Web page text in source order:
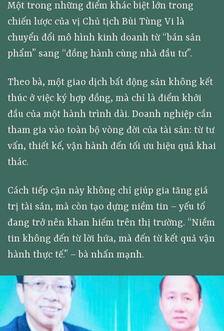
Một trong những điểm khác biệt lớn trong
chiến lược của vị Chủ tịch Bùi Tùng Vi là
chuyển đổi mô hình kinh doanh từ “bán sản
phẩm” sang “đồng hành cùng nhà đầu tư”.
Theo bà, một giao dịch bất động sản không kết
thúc ở việc ký hợp đồng, mà chỉ là điểm khởi
đầu của một hành trình dài. Doanh nghiệp cần
tham gia vào toàn bộ vòng đời của tài sản: từ tư
vấn, thiết kế, vận hành đến tối ưu hiệu quả khai
thác.
Cách tiếp cận này không chỉ giúp gia tăng giá
trị tài sản, mà còn tạo dựng niềm tin – yếu tố
đang trở nên khan hiếm trên thị trường. “Niềm
tin không đến từ lời hứa, mà đến từ kết quả vận
hành thực tế.” – bà nhấn mạnh.